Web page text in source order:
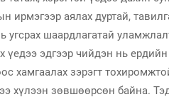
ирмэгээр аялах дуртай,
угсрах шаардлагатай
үедээ эдгээр чийдэн нь
хамгаалах зэрэгт
хүлээн зөвшөөрсөн байна.